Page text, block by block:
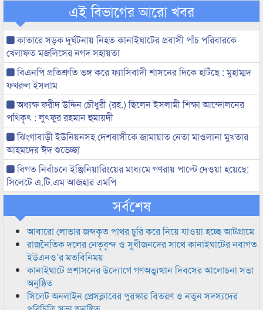
এই বিভাগের আরো খবর
কাতারে সড়ক দুর্ঘটনায় নিহত কানাইঘাটের প্রবাসী পাঁচ পরিবারকে
খেলাফত মজলিসের নগদ সহায়তা
বিএনপি প্রতিশ্রুতি ভঙ্গ করে ফ্যাসিবাদী শাসনের দিকে হাটঁছে : মুহাম্মদ
ফখরুল ইসলাম
অধ্যক্ষ ফরীদ উদ্দিন চৌধুরী (রহ.) ছিলেন ইসলামী শিক্ষা আন্দোলনের
পথিকৃৎ : লুৎফুর রহমান হুমায়দী
ঝিংগাবাড়ী ইউনিয়নসহ দেশবাসীকে জামায়াত নেতা মাওলানা মুখতার
আহমদের ঈদ শুভেচ্ছা
বিগত নির্বাচনে ইঞ্জিনিয়ারিংয়ের মাধ্যমে গণরায় পাল্টে দেওয়া হয়েছে:
সিলেটে এ.টি.এম আজহার এমপি
সর্বশেষ
আবারো লোভার জব্দকৃত পাথর চুরি করে নিয়ে যাওয়া হচ্ছে আটগ্রামে
রাজনৈতিক দলের নেতৃবৃন্দ ও সুধীজনদের সাথে কানাইঘাটের নবাগত
ইউএনও’র মতবিনিময়
কানাইঘাটে প্রশাসনের উদ্যোগে গণঅভ্যুত্থান দিবসের আলোচনা সভা
অনুষ্ঠিত
সিলেট অনলাইন প্রেসক্লাবের পুরস্কার বিতরণ ও নতুন সদস্যদের